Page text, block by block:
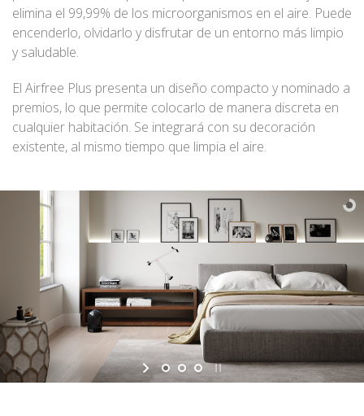
elimina el 99,99% de los microorganismos en el aire. Puede
encenderlo, olvidarlo y disfrutar de un entorno más limpio
y saludable.
El Airfree Plus presenta un diseño compacto y nominado a
premios, lo que permite colocarlo de manera discreta en
cualquier habitación. Se integrará con su decoración
existente, al mismo tiempo que limpia el aire.